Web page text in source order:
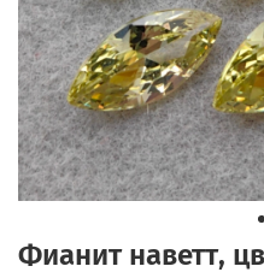
Фианит наветт,